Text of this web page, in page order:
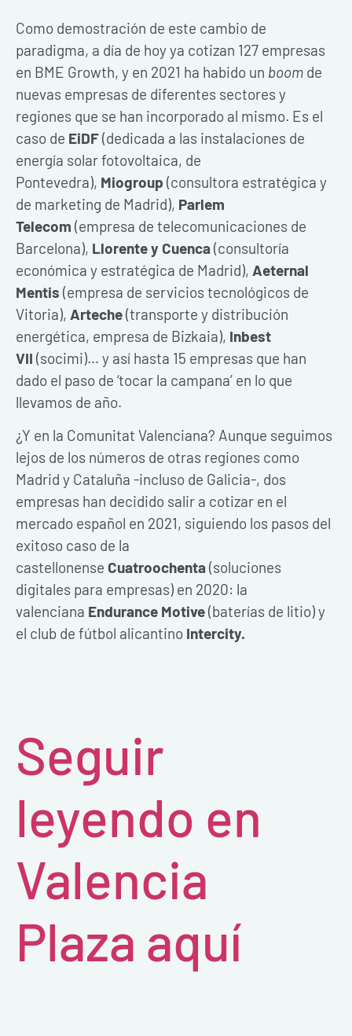
Como demostración de este cambio de
paradigma, a día de hoy ya cotizan 127 empresas
en BME Growth, y en 2021 ha habido un boom de
nuevas empresas de diferentes sectores y
regiones que se han incorporado al mismo. Es el
caso de EiDF(dedicada a las instalaciones de
energía solar fotovoltaica, de
Pontevedra), Miogroup (consultora estratégica y
de marketing de Madrid), Parlem
Telecom (empresa de telecomunicaciones de
Barcelona), Llorente y Cuenca(consultoría
económica y estratégica de Madrid), Aeternal
Mentis (empresa de servicios tecnológicos de
Vitoria), Arteche(transporte y distribución
energética, empresa de Bizkaia), Inbest
VII (socimi)… y así hasta 15 empresas que han
dado el paso de ‘tocar la campana’ en lo que
llevamos de año.
¿Y en la Comunitat Valenciana? Aunque seguimos
lejos de los números de otras regiones como
Madrid y Cataluña -incluso de Galicia-, dos
empresas han decidido salir a cotizar en el
mercado español en 2021, siguiendo los pasos del
exitoso caso de la
castellonense Cuatroochenta(soluciones
digitales para empresas) en 2020: la
valenciana Endurance Motive(baterías de litio) y
el club de fútbol alicantino Intercity.
Seguir
leyendo en
Valencia
Plaza aquí